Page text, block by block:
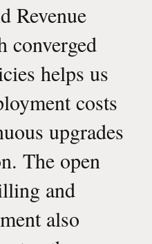
Revenue
converged
helps us
costs
upgrades
The open
and
also